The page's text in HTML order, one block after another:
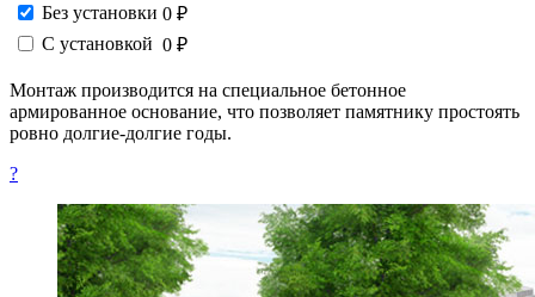
Без установки 0 ₽
С установкой 0 ₽
Монтаж производится на специальное бетонное
армированное основание, что позволяет памятнику простоять
ровно долгие-долгие годы.
?